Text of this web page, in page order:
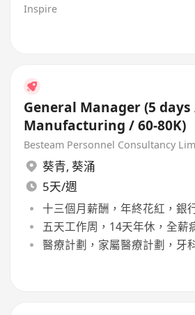
Inspire
General Manager (5 days
Manufacturing / 60-80K)
Besteam Personnel Consultancy
葵青, 葵涌
5天/週
十三個月薪酬，年終花紅，銀
五天工作周，14天年休，全薪
醫療計劃，家屬醫療計劃，牙